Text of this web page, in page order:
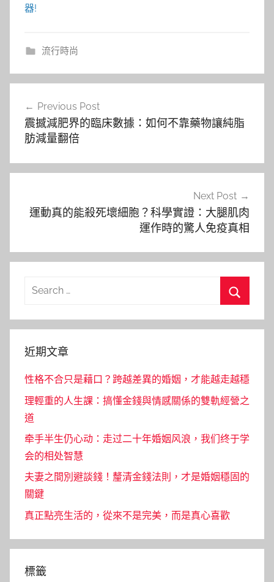
器!
流行時尚
導
覽
Previous Post
震撼減肥界的臨床數據：如何不靠藥物讓純脂
肪減量翻倍
Next Post
運動真的能殺死壞細胞？科學實證：大腿肌肉
運作時的驚人免疫真相
Search
近期文章
性格不合只是藉口？跨越差異的婚姻，才能越走越穩
理輕重的人生課：搞懂金錢與情感關係的雙軌經營之
道
牵手半生仍心动：走过二十年婚姻风浪，我们终于学
会的相处智慧
夫妻之間別避談錢！釐清金錢法則，才是婚姻穩固的
關鍵
真正點亮生活的，從來不是完美，而是真心喜歡
標籤